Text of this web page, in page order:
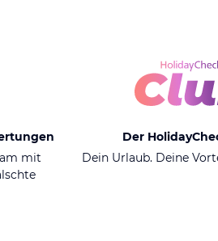
mit
Der
Dein Urlaub. Deine